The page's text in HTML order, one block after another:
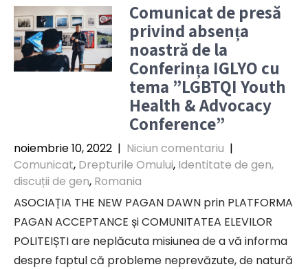
Comunicat de presă
privind absența
noastră de la
Conferința IGLYO cu
tema ”LGBTQI Youth
Health & Advocacy
Conference”
noiembrie 10, 2022 | Niciun comentariu |
Comunicat, Drepturile Omului, Identitate de gen,
discuții de gen, Romania
ASOCIAȚIA THE NEW PAGAN DAWN prin PLATFORMA
PAGAN ACCEPTANCE și COMUNITATEA ELEVILOR
POLITEIȘTI are neplăcuta misiunea de a vă informa
despre faptul că probleme neprevăzute, de natură